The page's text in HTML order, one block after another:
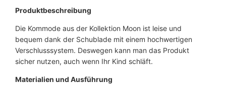
c
u
b
l
a
e
Produktbeschreibung
Die Kommode aus der Kollektion Moon ist leise und
bequem dank der Schublade mit einem hochwertigen
Verschlusssystem. Deswegen kann man das Produkt
sicher nutzen, auch wenn Ihr Kind schläft.
Materialien und Ausführung